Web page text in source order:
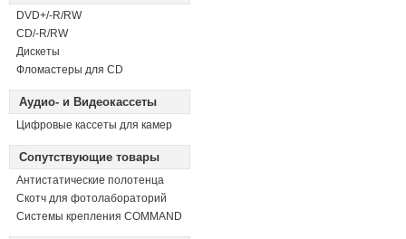
DVD+/-R/RW
СD/-R/RW
Дискеты
Фломастеры для CD
Аудио- и Видеокассеты
Цифровые кассеты для камер
Сопутствующие товары
Антистатические полотенца
Скотч для фотолабораторий
Системы крепления COMMAND